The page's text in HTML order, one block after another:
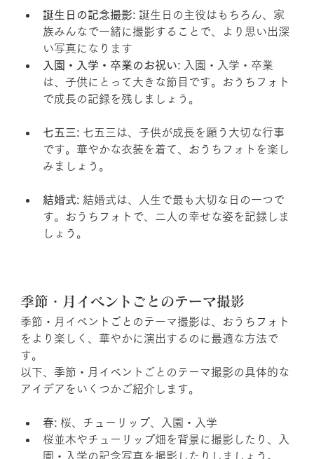
誕生日の記念撮影: 誕生日の主役はもちろん、家
族みんなで一緒に撮影することで、より思い出深
い写真になります
入園・入学・卒業のお祝い: 入園・入学・卒業
は、子供にとって大きな節目です。おうちフォト
で成長の記録を残しましょう。
七五三: 七五三は、子供が成長を願う大切な行事
です。華やかな衣装を着て、おうちフォトを楽し
みましょう。
結婚式: 結婚式は、人生で最も大切な日の一つで
す。おうちフォトで、二人の幸せな姿を記録しま
しょう。
季節・月イベントごとのテーマ撮影
季節・月イベントごとのテーマ撮影は、おうちフォト
をより楽しく、華やかに演出するのに最適な方法で
す。
以下、季節・月イベントごとのテーマ撮影の具体的な
アイデアをいくつかご紹介します。
春: 桜、チューリップ、入園・入学
桜並木やチューリップ畑を背景に撮影したり、入
園・入学の記念写真を撮影したりしましょう。